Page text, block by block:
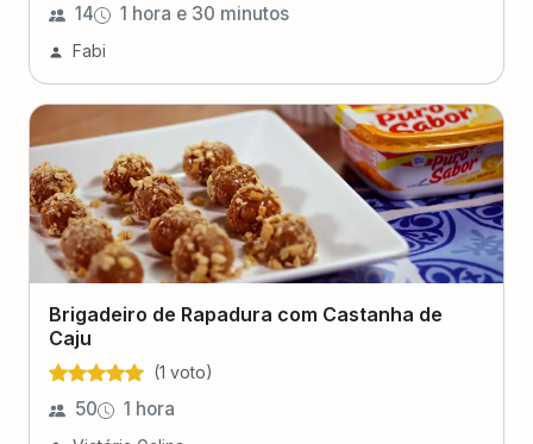
14 1 hora e 30 minutos
Fabi
Brigadeiro de Rapadura com Castanha de
Caju
(1 voto)
50 1 hora